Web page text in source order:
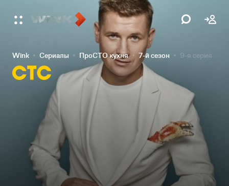
Wink Сериалы ПроСТО кухня 7-й сезон 9-я серия